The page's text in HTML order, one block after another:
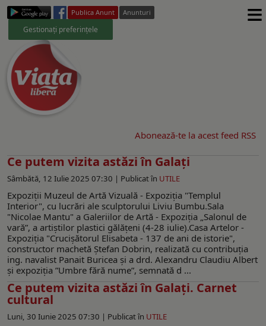
Publica Anunt Anunturi
Gestionați preferințele ≡
Abonează-te la acest feed RSS
Ce putem vizita astăzi în Galați
Sâmbătă, 12 Iulie 2025 07:30 | Publicat în UTILE
Expoziţii Muzeul de Artă Vizuală - Expoziţia "Templul
Interior", cu lucrări ale sculptorului Liviu Bumbu.Sala
"Nicolae Mantu" a Galeriilor de Artă - Expoziția „Salonul de
vară”, a artiştilor plastici gălăţeni (4-28 iulie).Casa Artelor -
Expoziţia "Crucişătorul Elisabeta - 137 de ani de istorie",
constructor machetă Ştefan Dobrin, realizată cu contribuţia
ing. navalist Panait Buricea şi a drd. Alexandru Claudiu Albert
și expoziția ”Umbre fără nume”, semnată d ...
Ce putem vizita astăzi în Galați. Carnet
cultural
Luni, 30 Iunie 2025 07:30 | Publicat în UTILE